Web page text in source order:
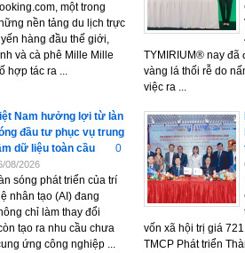
một trong
nền tảng du lịch trực
hàng đầu thế giới,
và cà phê Mille Mille
hợp tác ra ...
TYMIRIUM® nay đã
vàng lá thối rễ do
việc ra ...
Nam hưởng lợi từ làn
đầu tư phục vụ trung
dữ liệu toàn cầu
0
08/2026
sóng phát triển của trí
nhân tạo (AI) đang
chỉ làm thay đổi
tạo ra nhu cầu chưa
ứng công nghiệp ...
vốn xã hội trị giá
TMCP Phát triển